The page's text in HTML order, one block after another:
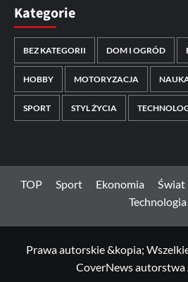
Kategorie
BEZ KATEGORII DOM I OGRÓD
HOBBY MOTORYZACJA
SPORT STYL ŻYCIA
TOP Sport Ekonomia Świat
Technologia
Prawa autorskie &kopia;
CoverNewsautorstwa